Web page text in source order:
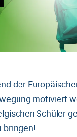
der
motiviert
Schüler
bringen!